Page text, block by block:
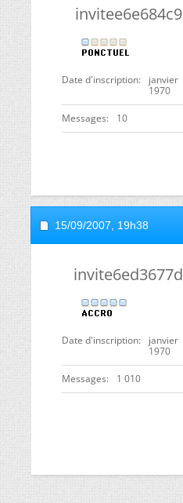
invitee6e684c9
Date d'inscription
janvier
1970
Messages 10
15/09/2007, 19h38
invite6ed3677d
Date d'inscription
janvier
1970
Messages 1 010